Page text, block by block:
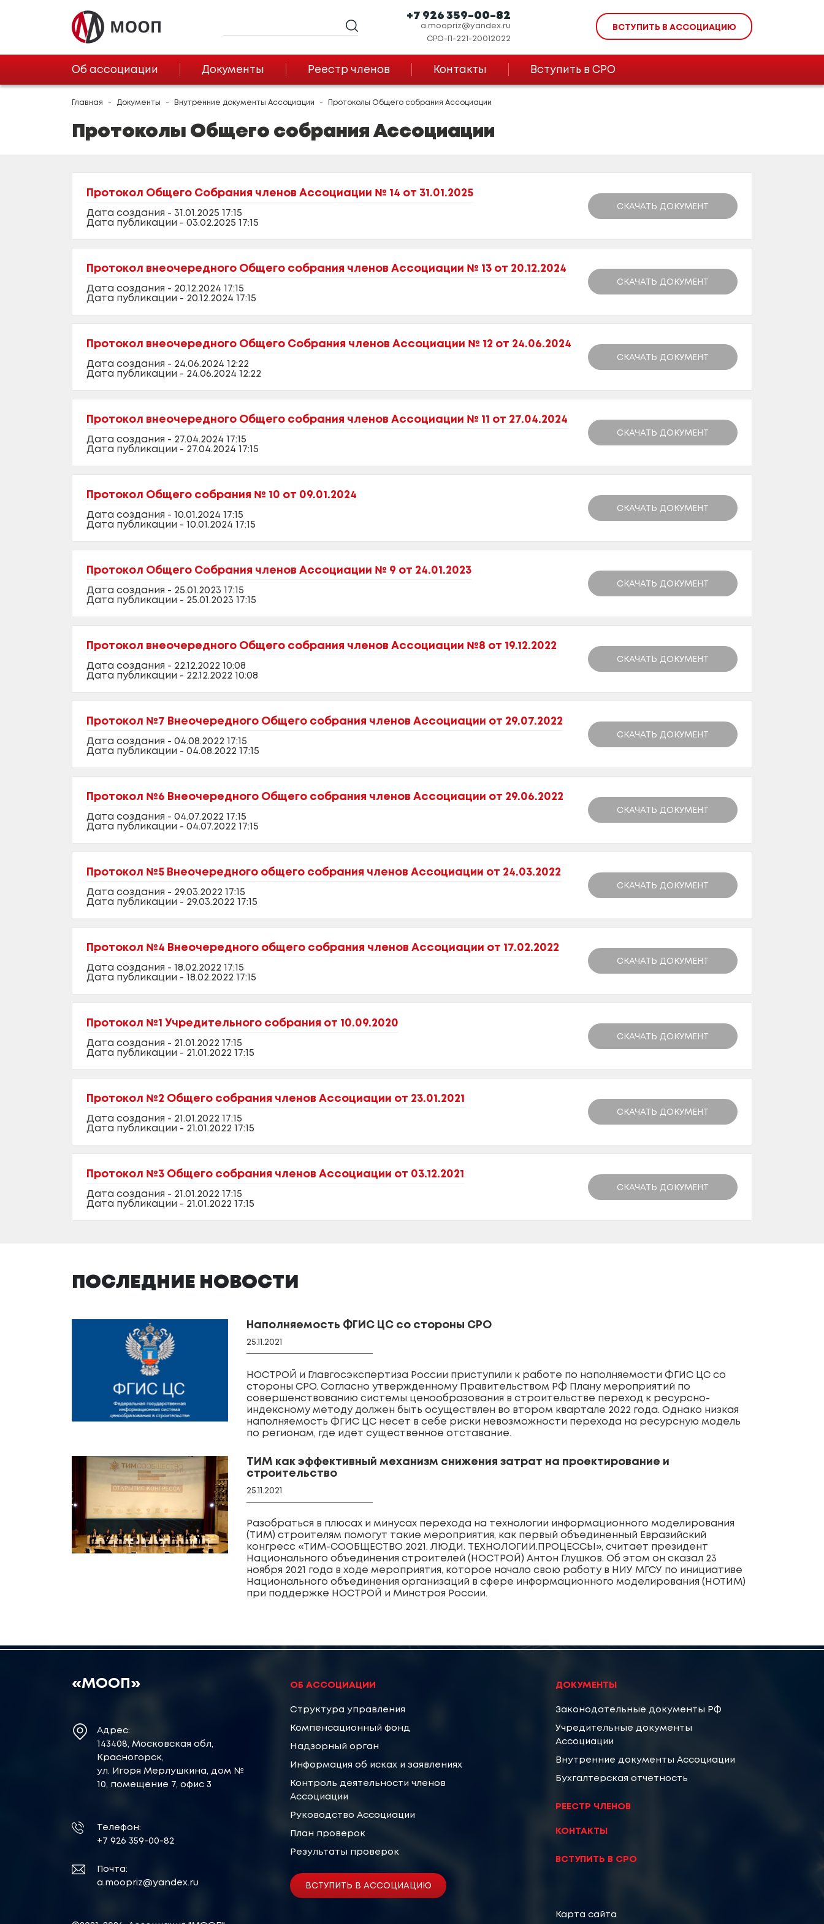
+7 926 359-00-82
a.moopriz@yandex.ru
СРО-П-221-20012022
ВСТУПИТЬ В АССОЦИАЦИЮ
Об ассоциации Документы Реестр членов Контакты Вступить в СРО
Главная Документы Внутренние документы Ассоциации Протоколы Общего собрания Ассоциации
Протоколы Общего собрания Ассоциации
Протокол Общего Собрания членов Ассоциации № 14 от 31.01.2025
Дата создания - 31.01.2025 17:15
Дата публикации - 03.02.2025 17:15
СКАЧАТЬ ДОКУМЕНТ
Протокол внеочередного Общего собрания членов Ассоциации № 13 от 20.12.2024
Дата создания - 20.12.2024 17:15
Дата публикации - 20.12.2024 17:15
СКАЧАТЬ ДОКУМЕНТ
Протокол внеочередного Общего Собрания членов Ассоциации № 12 от 24.06.2024
Дата создания - 24.06.2024 12:22
Дата публикации - 24.06.2024 12:22
СКАЧАТЬ ДОКУМЕНТ
Протокол внеочередного Общего собрания членов Ассоциации № 11 от 27.04.2024
Дата создания - 27.04.2024 17:15
Дата публикации - 27.04.2024 17:15
СКАЧАТЬ ДОКУМЕНТ
Протокол Общего собрания № 10 от 09.01.2024
Дата создания - 10.01.2024 17:15
Дата публикации - 10.01.2024 17:15
СКАЧАТЬ ДОКУМЕНТ
Протокол Общего Собрания членов Ассоциации № 9 от 24.01.2023
Дата создания - 25.01.2023 17:15
Дата публикации - 25.01.2023 17:15
СКАЧАТЬ ДОКУМЕНТ
Протокол внеочередного Общего собрания членов Ассоциации №8 от 19.12.2022
Дата создания - 22.12.2022 10:08
Дата публикации - 22.12.2022 10:08
СКАЧАТЬ ДОКУМЕНТ
Протокол №7 Внеочередного Общего собрания членов Ассоциации от 29.07.2022
Дата создания - 04.08.2022 17:15
Дата публикации - 04.08.2022 17:15
СКАЧАТЬ ДОКУМЕНТ
Протокол №6 Внеочередного Общего собрания членов Ассоциации от 29.06.2022
Дата создания - 04.07.2022 17:15
Дата публикации - 04.07.2022 17:15
СКАЧАТЬ ДОКУМЕНТ
Протокол №5 Внеочередного общего собрания членов Ассоциации от 24.03.2022
Дата создания - 29.03.2022 17:15
Дата публикации - 29.03.2022 17:15
СКАЧАТЬ ДОКУМЕНТ
Протокол №4 Внеочередного общего собрания членов Ассоциации от 17.02.2022
Дата создания - 18.02.2022 17:15
Дата публикации - 18.02.2022 17:15
СКАЧАТЬ ДОКУМЕНТ
Протокол №1 Учредительного собрания от 10.09.2020
Дата создания - 21.01.2022 17:15
Дата публикации - 21.01.2022 17:15
СКАЧАТЬ ДОКУМЕНТ
Протокол №2 Общего собрания членов Ассоциации от 23.01.2021
Дата создания - 21.01.2022 17:15
Дата публикации - 21.01.2022 17:15
СКАЧАТЬ ДОКУМЕНТ
Протокол №3 Общего собрания членов Ассоциации от 03.12.2021
Дата создания - 21.01.2022 17:15
Дата публикации - 21.01.2022 17:15
СКАЧАТЬ ДОКУМЕНТ
ПОСЛЕДНИЕ НОВОСТИ
Наполняемость ФГИС ЦС со стороны СРО
25.11.2021
НОСТРОЙ и Главгосэкспертиза России приступили к работе по наполняемости ФГИС ЦС со
стороны СРО. Согласно утвержденному Правительством РФ Плану мероприятий по
совершенствованию системы ценообразования в строительстве переход к ресурсно-
индексному методу должен быть осуществлен во втором квартале 2022 года. Однако низкая
наполняемость ФГИС ЦС несет в себе риски невозможности перехода на ресурсную модель
по регионам, где идет существенное отставание.
ТИМ как эффективный механизм снижения затрат на проектирование и
строительство
25.11.2021
Разобраться в плюсах и минусах перехода на технологии информационного моделирования
(ТИМ) строителям помогут такие мероприятия, как первый объединенный Евразийский
конгресс «ТИМ-СООБЩЕСТВО 2021. ЛЮДИ. ТЕХНОЛОГИИ.ПРОЦЕССЫ», считает президент
Национального объединения строителей (НОСТРОЙ) Антон Глушков. Об этом он сказал 23
ноября 2021 года в ходе мероприятия, которое начало свою работу в НИУ МГСУ по инициативе
Национального объединения организаций в сфере информационного моделирования (НОТИМ)
при поддержке НОСТРОЙ и Минстроя России.
«МООП»
Адрес:
143408, Московская обл,
Красногорск,
ул. Игоря Мерлушкина, дом №
10, помещение 7, офис 3
Телефон:
+7 926 359-00-82
Почта:
a.moopriz@yandex.ru
ОБ АССОЦИАЦИИ
Структура управления
Компенсационный фонд
Надзорный орган
Информация об исках и заявлениях
Контроль деятельности членов
Ассоциации
Руководство Ассоциации
План проверок
Результаты проверок
ВСТУПИТЬ В АССОЦИАЦИЮ
ДОКУМЕНТЫ
Законодательные документы РФ
Учредительные документы
Ассоциации
Внутренние документы Ассоциации
Бухгалтерская отчетность
РЕЕСТР ЧЛЕНОВ
КОНТАКТЫ
ВСТУПИТЬ В СРО
Карта сайта